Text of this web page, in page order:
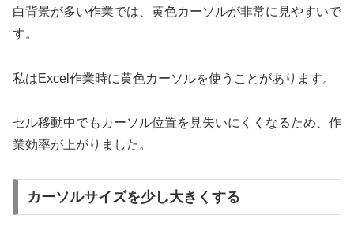
白背景が多い作業では、黄色カーソルが非常に見やすいで
す。
私はExcel作業時に黄色カーソルを使うことがあります。
セル移動中でもカーソル位置を見失いにくくなるため、作
業効率が上がりました。
カーソルサイズを少し大きくする